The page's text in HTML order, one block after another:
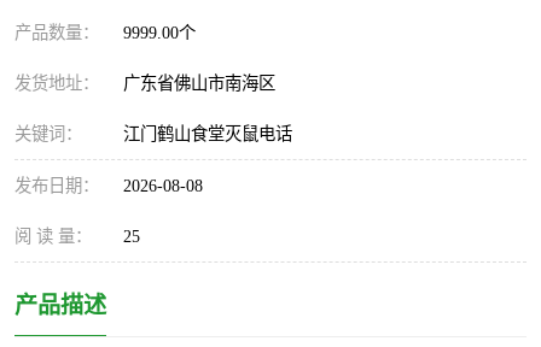
产品数量： 9999.00个
发货地址： 广东省佛山市南海区
关键词： 江门鹤山食堂灭鼠电话
发布日期： 2026-08-08
阅 读 量： 25
产品描述